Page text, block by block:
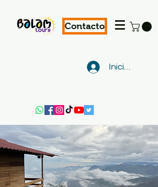
Contacto
Iniciar sesión